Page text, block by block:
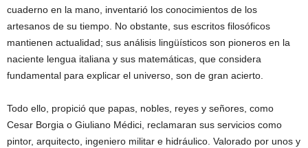
cuaderno en la mano, inventarió los conocimientos de los
artesanos de su tiempo. No obstante, sus escritos filosóficos
mantienen actualidad; sus análisis lingüísticos son pioneros en la
naciente lengua italiana y sus matemáticas, que considera
fundamental para explicar el universo, son de gran acierto.
Todo ello, propició que papas, nobles, reyes y señores, como
Cesar Borgia o Giuliano Médici, reclamaran sus servicios como
pintor, arquitecto, ingeniero militar e hidráulico. Valorado por unos y